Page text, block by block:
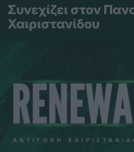
Συνεχίζει στον
Χαιριστανίδου